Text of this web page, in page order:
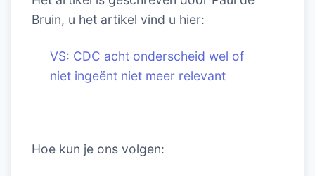
Bruin, u het artikel vind u hier:
VS: CDC acht onderscheid wel of
niet ingeënt niet meer relevant
Hoe kun je ons volgen: